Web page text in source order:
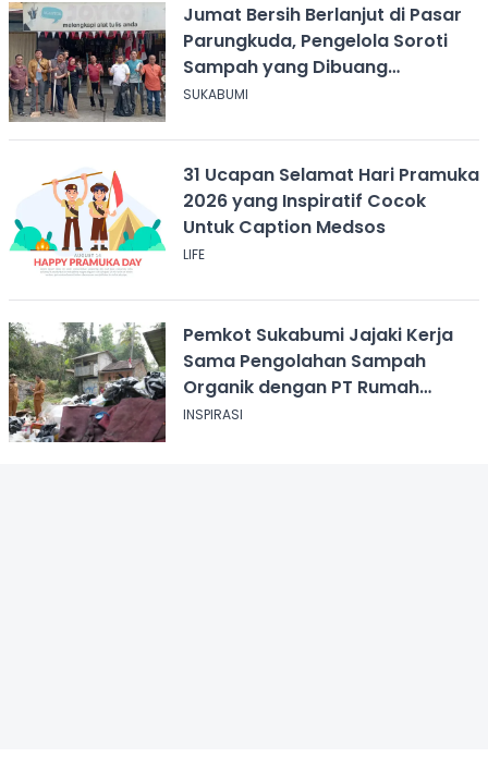
Jumat Bersih Berlanjut di Pasar
Parungkuda, Pengelola Soroti
Sampah yang Dibuang
Sembarangan
SUKABUMI
31 Ucapan Selamat Hari Pramuka
2026 yang Inspiratif Cocok
Untuk Caption Medsos
LIFE
Pemkot Sukabumi Jajaki Kerja
Sama Pengolahan Sampah
Organik dengan PT Rumah
Magot Selabintana
INSPIRASI